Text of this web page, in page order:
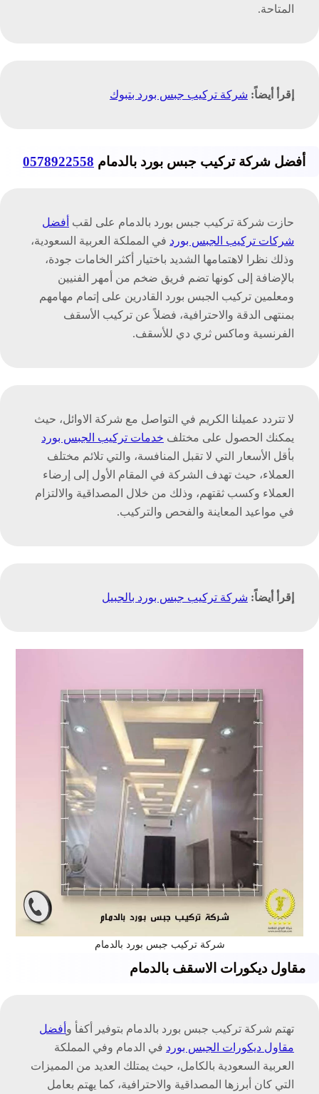
المتاحة.
إقرأ أيضاً: شركة تركيب جبس بورد بتبوك
أفضل شركة تركيب جبس بورد بالدمام 0578922558
حازت شركة تركيب جبس بورد بالدمام على لقب أفضل
شركات تركيب الجبس بورد في المملكة العربية السعودية،
وذلك نظرا لاهتمامها الشديد باختيار أكثر الخامات جودة،
بالإضافة إلى كونها تضم فريق ضخم من أمهر الفنيين
ومعلمين تركيب الجبس بورد القادرين على إتمام مهامهم
بمنتهى الدقة والاحترافية، فضلاً عن تركيب الأسقف
الفرنسية وماكس ثري دي للأسقف.
لا تتردد عميلنا الكريم في التواصل مع شركة الاوائل، حيث
يمكنك الحصول على مختلف خدمات تركيب الجبس بورد
بأقل الأسعار التي لا تقبل المنافسة، والتي تلائم مختلف
العملاء، حيث تهدف الشركة في المقام الأول إلى إرضاء
العملاء وكسب ثقتهم، وذلك من خلال المصداقية والالتزام
في مواعيد المعاينة والفحص والتركيب.
إقرأ أيضاً: شركة تركيب جبس بورد بالجبيل
شركة تركيب جبس بورد بالدمام
مقاول ديكورات الاسقف بالدمام
تهتم شركة تركيب جبس بورد بالدمام بتوفير أكفأ و أفضل
مقاول ديكورات الجبس بورد في الدمام وفي المملكة
العربية السعودية بالكامل، حيث يمتلك العديد من المميزات
التي كان أبرزها المصداقية والاحترافية، كما يهتم بعامل